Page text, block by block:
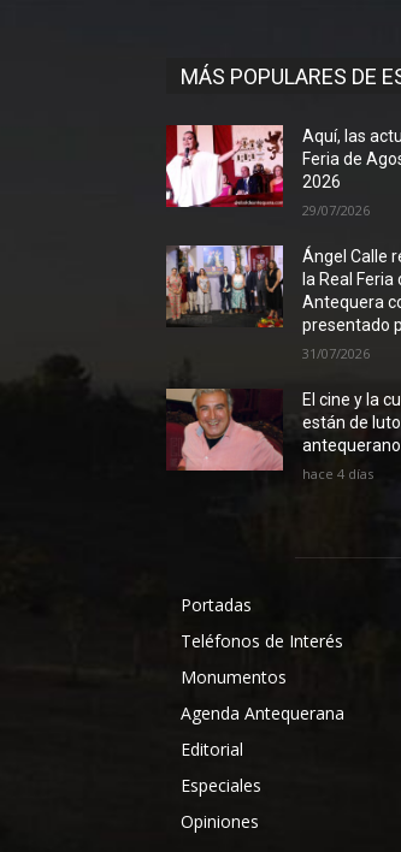
MÁS POPULARES DE
Aquí, las
Feria de
2026
29/07/2026
Ángel Calle
la Real
Antequera
presentado
31/07/2026
El cine y la
están de
hace 4 días
Portadas
Teléfonos de Interés
Monumentos
Agenda Antequerana
Editorial
Especiales
Opiniones